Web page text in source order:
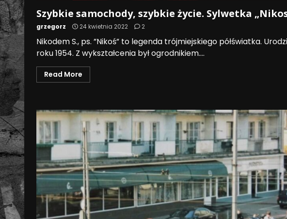
Szybkie samochody, szybkie życie. Sylwetka
grzegorz 24 kwietnia 2022 2
Nikodem S., ps. ”Nikoś” to legenda trójmiejskiego półświatka.
roku 1954. Z wykształcenia był ogrodnikiem....
Read More